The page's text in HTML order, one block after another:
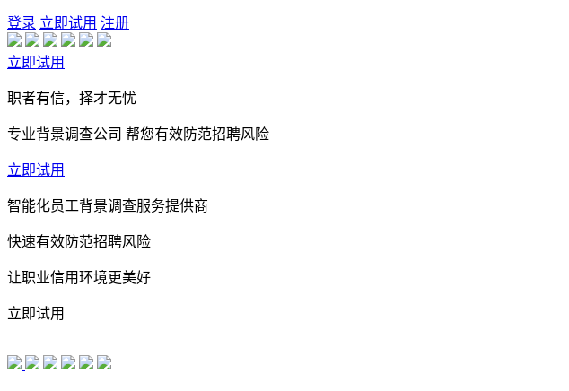
登录 立即试用 注册
立即试用
职者有信，择才无忧
专业背景调查公司 帮您有效防范招聘风险
立即试用
智能化员工背景调查服务提供商
快速有效防范招聘风险
让职业信用环境更美好
立即试用